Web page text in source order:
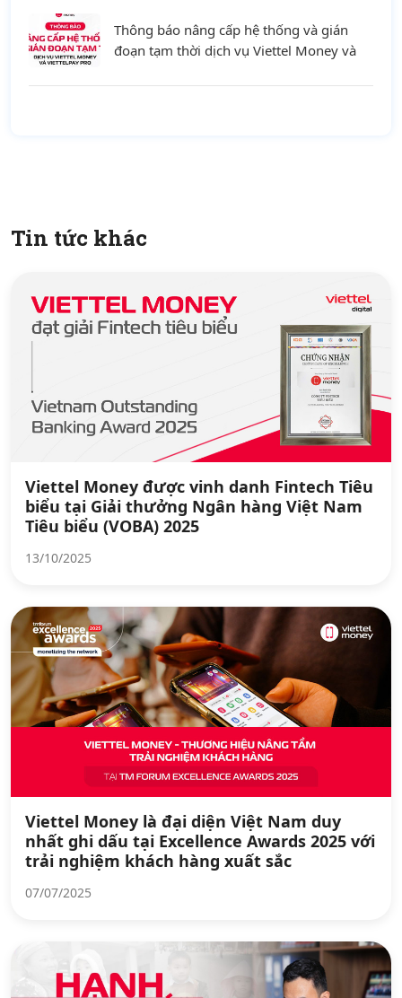
Thông báo nâng cấp hệ thống và gián
đoạn tạm thời dịch vụ Viettel Money và
Tin tức khác
Viettel Money được vinh danh Fintech Tiêu
biểu tại Giải thưởng Ngân hàng Việt Nam
Tiêu biểu (VOBA) 2025
13/10/2025
Viettel Money là đại diện Việt Nam duy
nhất ghi dấu tại Excellence Awards 2025 với
trải nghiệm khách hàng xuất sắc
07/07/2025